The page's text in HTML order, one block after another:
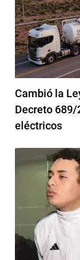
Cambió la
Decreto 689/
eléctricos